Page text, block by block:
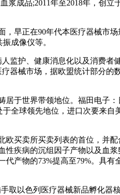
成品;2011年至2018年，创立
早正在90年代本医疗器械市场
成像仪等。
监护、健康消息化以及消费者
器械市场，据欧盟统计部分的
于世界带领地位。福田电子：
全球领先地位，进口次要来自
买卖所买卖列表的首位，并配
性疾病的沉组因子产物以及血
产物的73%提高至79%。具有
取以色列医疗器械新品孵化器